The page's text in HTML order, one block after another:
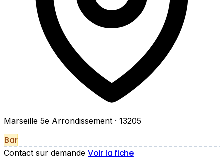
Marseille 5e Arrondissement · 13205
Bar
Contact sur demande Voir la fiche